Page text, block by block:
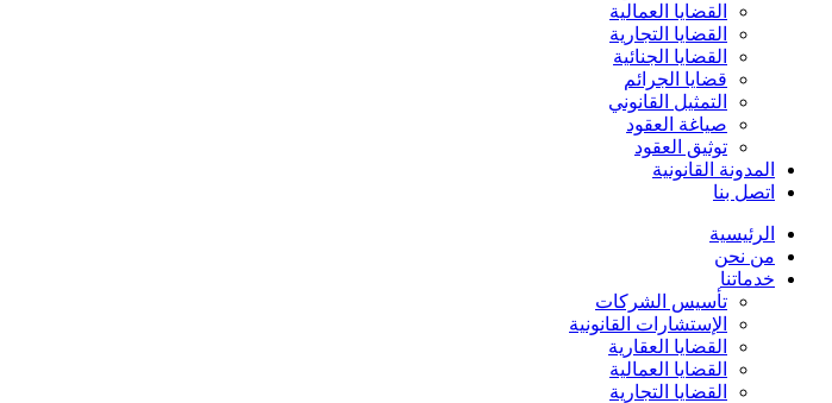
القضايا العمالية
القضايا التجارية
القضايا الجنائية
قضايا الجرائم
التمثيل القانوني
صياغة العقود
توثيق العقود
المدونة القانونية
اتصل بنا
الرئيسية
من نحن
خدماتنا
تأسيس الشركات
الإستشارات القانونية
القضايا العقارية
القضايا العمالية
القضايا التجارية